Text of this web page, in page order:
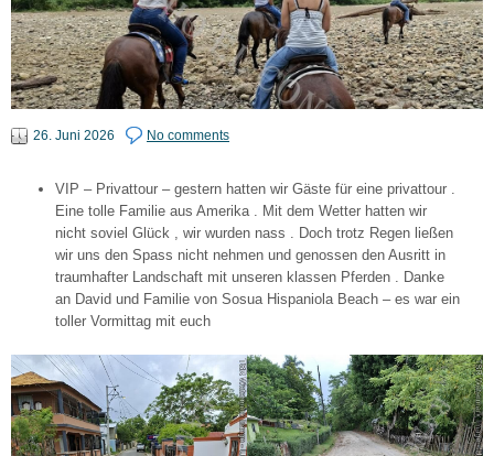
26. Juni 2026 No comments
VIP – Privattour – gestern hatten wir Gäste für eine privattour .
Eine tolle Familie aus Amerika . Mit dem Wetter hatten wir
nicht soviel Glück , wir wurden nass . Doch trotz Regen ließen
wir uns den Spass nicht nehmen und genossen den Ausritt in
traumhafter Landschaft mit unseren klassen Pferden . Danke
an David und Familie von Sosua Hispaniola Beach – es war ein
toller Vormittag mit euch